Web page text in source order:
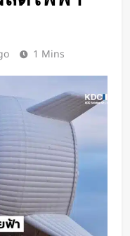
หูฟังคลิปหนีบหู
Dial บนเคส
ใหม่ ปรับเพลง
ปแบบการฝึก
บมือ Xbox Game
Quest ให้
มือนขนาด 26 ฟุต
ฒนาแว่น Night
นได้ครบทุกสี
เป็นพลังงาน
1 Mins